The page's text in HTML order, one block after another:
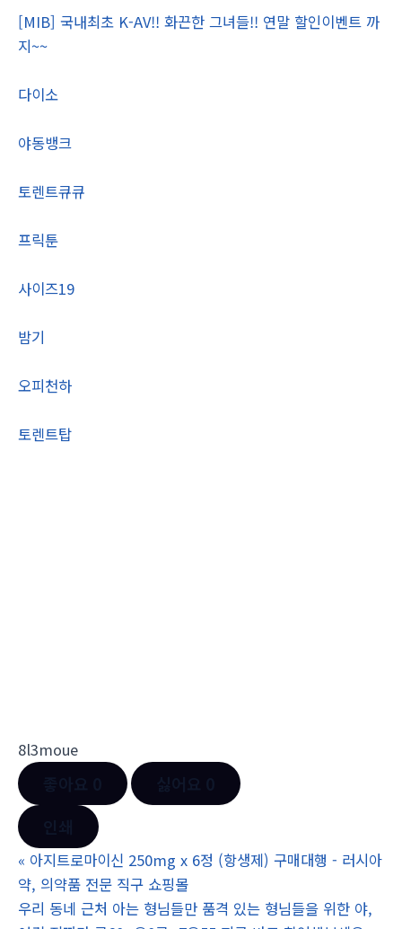
[MIB] 국내최초 K-AV!! 화끈한 그녀들!! 연말 할인이벤트 까
지~~
다이소
야동뱅크
토렌트큐큐
프릭툰
사이즈19
밤기
오피천하
토렌트탑
8l3moue
« 아지트로마이신 250mg x 6정 (항생제) 구매대행 - 러시아
약, 의약품 전문 직구 쇼핑몰
우리 동네 근처 아는 형님들만 품격 있는 형님들을 위한 야,